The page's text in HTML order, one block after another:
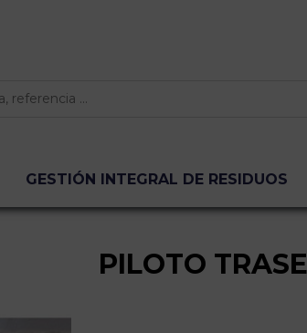
GESTIÓN INTEGRAL DE RESIDUOS
PILOTO